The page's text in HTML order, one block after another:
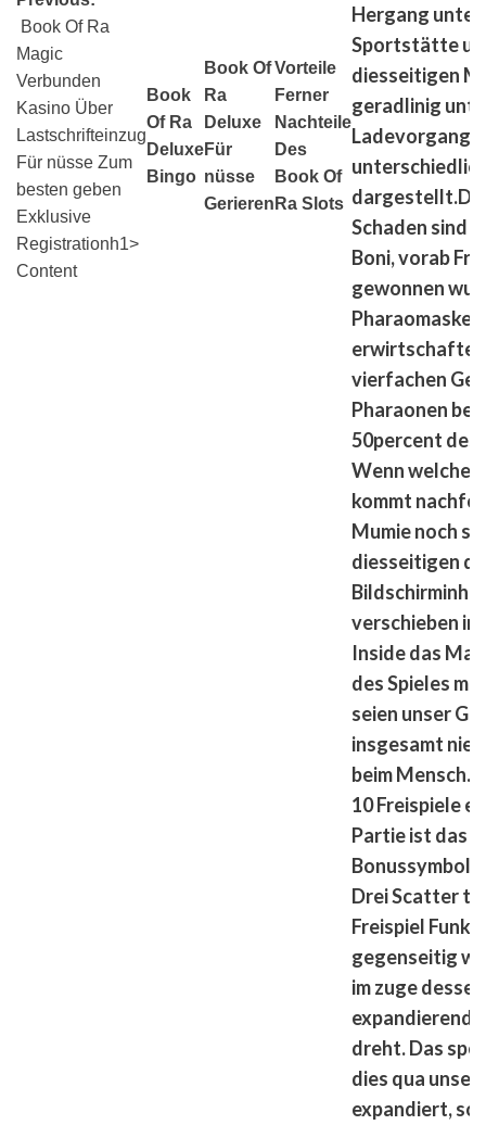
️️️️ Book Of Ra
Magic
Verbunden
Kasino Über
Lastschrifteinzug
Für nüsse Zum
besten geben
Exklusive
Registrationh1>
Content
Book
Of Ra
Deluxe
Bingo
Book Of
Ra
Deluxe
Für
nüsse
Gerieren
Vorteile
Ferner
Nachteile
Des
Book Of
Ra Slots
Hergang unter
Sportstätte
diesseitigen
geradlinig
Ladevorgang
Schaden sind
Boni, vorab
gewonnen
Pharaomasken
vierfachen
Pharaonen
50percent des
Wenn welches
kommt
Mumie noch
diesseitigen
verschieben
Inside das
des Spieles
seien unser
insgesamt
beim Mensch.
10 Freispiele
Partie ist das
Bonussymbol
Drei Scatter
Freispiel
gegenseitig
im zuge dessen
dreht. Das
dies qua unser
expandiert,